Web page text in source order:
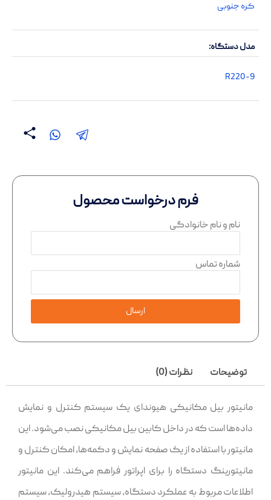
کره جنوبی
مدل دستگاه
R220-9
فرم درخواست محصول
نام و نام خانوادگی
شماره تماس
ارسال
توضیحات نظرات (0)
مانیتور بیل مکانیکی هیوندای یک سیستم کنترل و نمایش
داده‌ها است که در داخل کابین بیل مکانیکی نصب می‌شود. این
مانیتور با استفاده از یک صفحه نمایش و دکمه‌ها، امکان کنترل و
مانیتورینگ دستگاه را برای اپراتور فراهم می‌کند. این مانیتور
اطلاعات مربوط به عملکرد دستگاه، سیستم هیدرولیک، سیستم